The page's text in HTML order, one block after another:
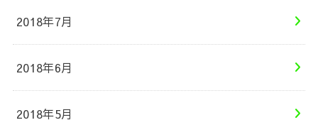
2018年7月
2018年6月
2018年5月